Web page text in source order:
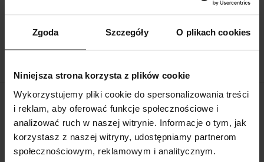
Zgoda Szczegóły O plikach cookies
Niniejsza strona korzysta z plików cookie
Wykorzystujemy pliki cookie do spersonalizowania treści
i reklam, aby oferować funkcje społecznościowe i
analizować ruch w naszej witrynie. Informacje o tym, jak
korzystasz z naszej witryny, udostępniamy partnerom
społecznościowym, reklamowym i analitycznym.
Czy biustonosz zapinany z przodu nadaje się do
Darmowa dostawa